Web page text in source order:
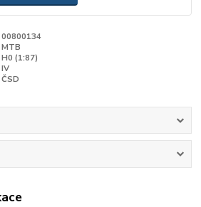
00800134
MTB
H0 (1:87)
IV
ČSD